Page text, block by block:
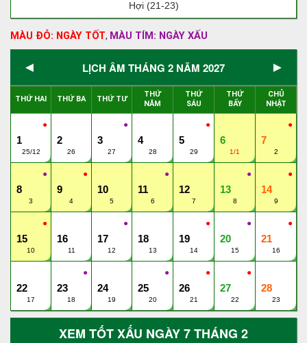
Hợi (21-23)
MÀU ĐỎ: NGÀY TỐT, MÀU TÍM: NGÀY XẤU
◄ LỊCH ÂM THÁNG 2 NĂM 2027 ►
THỨ HAI THỨ BA THỨ TƯ
THỨ
NĂM
THỨ
SÁU
THỨ
BẨY
CHỦ
NHẬT
●
1
25/12
2
26
●
3
27
4
28
●
5
29
6
1/1
●
7
2
●
8
3
●
9
4
10
5
●
11
6
12
7
●
13
8
●
14
9
●
15
10
16
11
●
17
12
18
13
●
19
14
●
20
15
●
21
16
22
17
●
23
18
24
19
●
25
20
●
26
21
●
27
22
28
23
XEM TỐT XẤU NGÀY 7 THÁNG 2